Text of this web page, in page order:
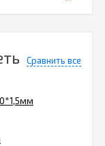
Сравнить все